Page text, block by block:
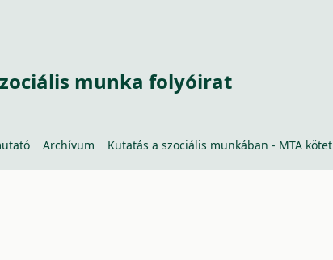
munka folyóirat
Archívum Kutatás a szociális munkában - MTA kötet